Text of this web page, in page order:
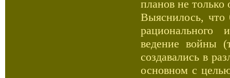
планов не
Выяснилось, что
рационального
ведение войны
создавались в
основном с